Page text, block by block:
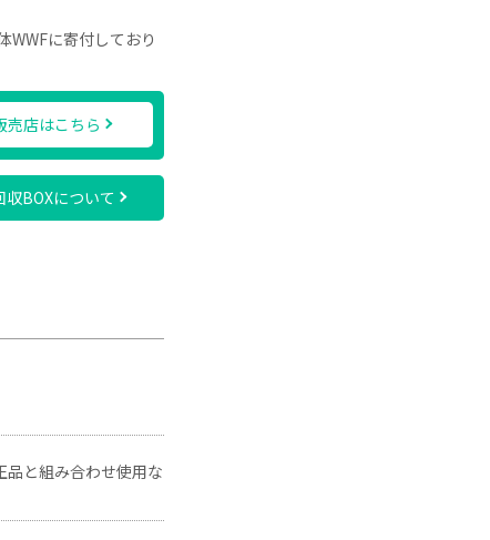
に寄付しており
売店はこちら
収BOXについて
と組み合わせ使用な